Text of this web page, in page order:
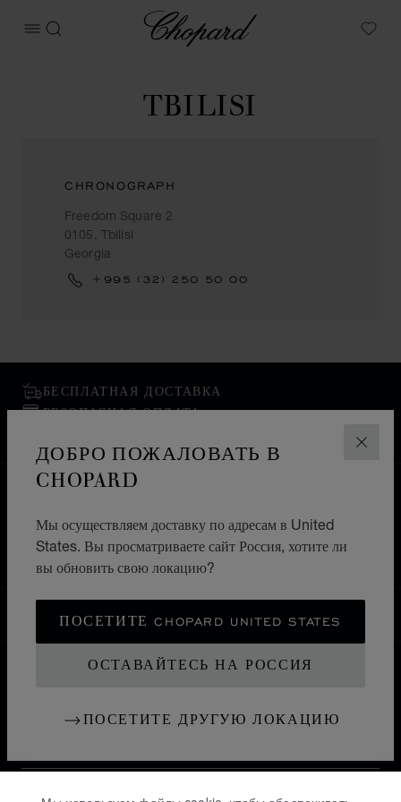
ДОБРО ПОЖАЛОВАТЬ В
CHOPARD
Мы осуществляем доставку по адресам в United
States. Вы просматриваете сайт Россия, хотите ли
вы обновить свою локацию?
ПОСЕТИТЕ CHOPARD UNITED STATES
ОСТАВАЙТЕСЬ НА РОССИЯ
ПОСЕТИТЕ ДРУГУЮ ЛОКАЦИЮ
ОТКРЫТЬ МЕНЮ
ПОИСК
Chopard
My
TBILISI
CHRONOGRAPH
Freedom Square 2
0105, Tbilisi
Georgia
+995 (32) 250 50 00
БЕСПЛАТНАЯ ДОСТАВКА
БЕЗОПАСНАЯ ОПЛАТА
ВСЕ БУТИКИ АЗИЯ И ОКЕАНИЯ ГРУЗИЯ
TBILISI
РОССИЯ
ЛОКАЛИЗАЦИЯ (ИЗМЕНИТЬ СТРАНУ)
ИЗМЕНИТЬ СТРАНУ